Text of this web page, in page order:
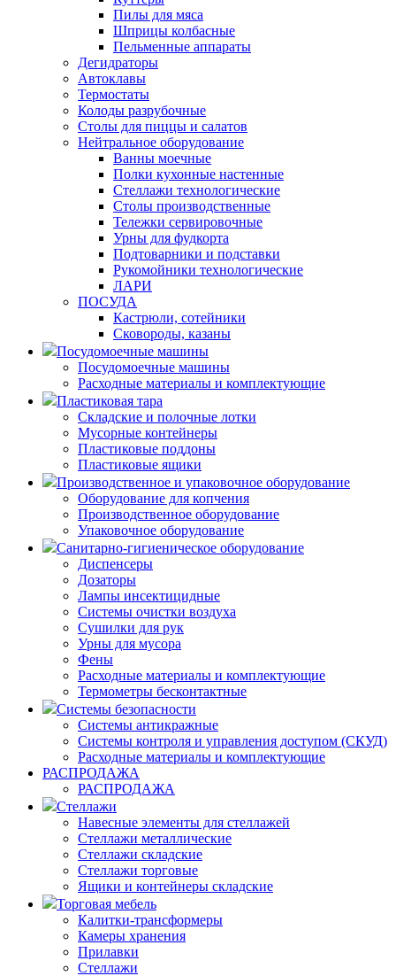
Пилы для мяса
Шприцы колбасные
Пельменные аппараты
Дегидраторы
Автоклавы
Термостаты
Колоды разрубочные
Столы для пиццы и салатов
Нейтральное оборудование
Ванны моечные
Полки кухонные настенные
Стеллажи технологические
Столы производственные
Тележки сервировочные
Урны для фудкорта
Подтоварники и подставки
Рукомойники технологические
ЛАРИ
ПОСУДА
Кастрюли, сотейники
Сковороды, казаны
Посудомоечные машины
Посудомоечные машины
Расходные материалы и комплектующие
Пластиковая тара
Складские и полочные лотки
Мусорные контейнеры
Пластиковые поддоны
Пластиковые ящики
Производственное и упаковочное оборудование
Оборудование для копчения
Производственное оборудование
Упаковочное оборудование
Санитарно-гигиеническое оборудование
Диспенсеры
Дозаторы
Лампы инсектицидные
Системы очистки воздуха
Сушилки для рук
Урны для мусора
Фены
Расходные материалы и комплектующие
Термометры бесконтактные
Системы безопасности
Системы антикражные
Системы контроля и управления доступом (СКУД)
Расходные материалы и комплектующие
РАСПРОДАЖА
РАСПРОДАЖА
Стеллажи
Навесные элементы для стеллажей
Стеллажи металлические
Стеллажи складские
Стеллажи торговые
Ящики и контейнеры складские
Торговая мебель
Калитки-трансформеры
Камеры хранения
Прилавки
Стеллажи